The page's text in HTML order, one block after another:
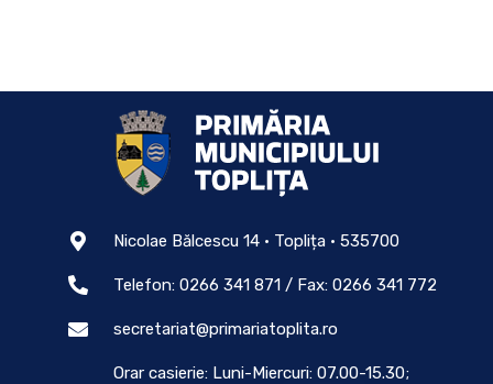
Nicolae Bălcescu 14 • Toplița • 535700
Telefon: 0266 341 871 / Fax: 0266 341 772
secretariat@primariatoplita.ro
Orar casierie: Luni-Miercuri: 07.00-15.30;